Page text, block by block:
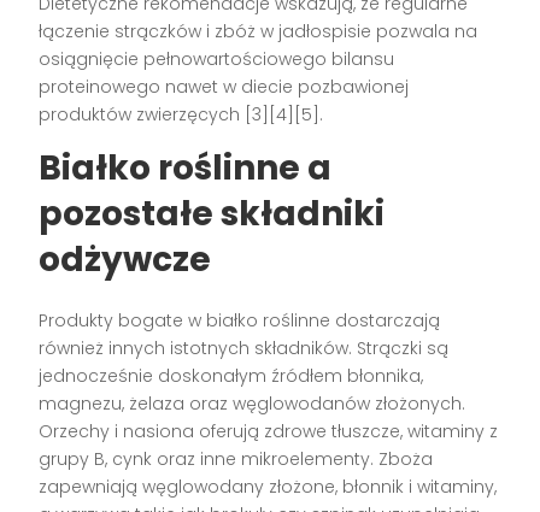
łączenie strączków i zbóż w jadłospisie pozwala na
osiągnięcie pełnowartościowego bilansu
proteinowego nawet w diecie pozbawionej
produktów zwierzęcych [3][4][5] .
Białko roślinne a
pozostałe składniki
odżywcze
Produkty bogate w białko roślinne dostarczają
również innych istotnych składników. Strączki są
jednocześnie doskonałym źródłem błonnika,
magnezu, żelaza oraz węglowodanów złożonych.
Orzechy i nasiona oferują zdrowe tłuszcze, witaminy z
grupy B, cynk oraz inne mikroelementy. Zboża
zapewniają węglowodany złożone, błonnik i witaminy,